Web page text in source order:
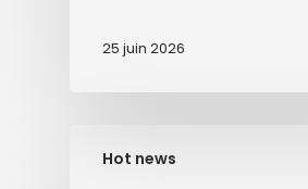
25 juin 2026
Hot news